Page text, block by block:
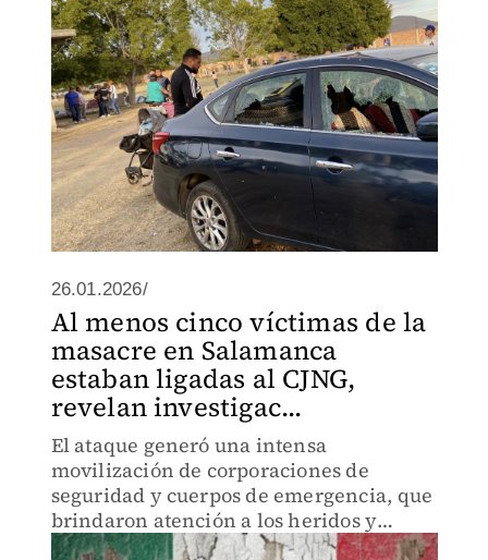
26.01.2026/
Al menos cinco víctimas de la
masacre en Salamanca
estaban ligadas al CJNG,
revelan investigac...
El ataque generó una intensa
movilización de corporaciones de
seguridad y cuerpos de emergencia, que
brindaron atención a los heridos y
acordonaron la zona.